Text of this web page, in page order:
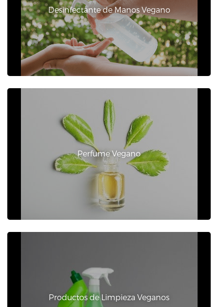
Desinfectante de Manos Vegano
Perfume Vegano
Productos de Limpieza Veganos